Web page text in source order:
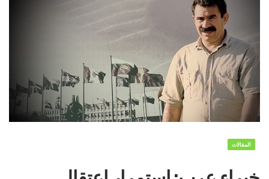
المقالات